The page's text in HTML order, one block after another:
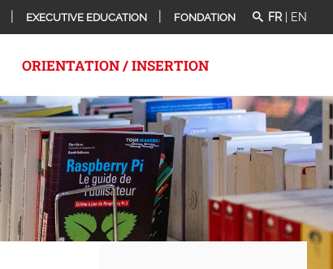
EXECUTIVE EDUCATION FONDATION FR EN
ORIENTATION / INSERTION